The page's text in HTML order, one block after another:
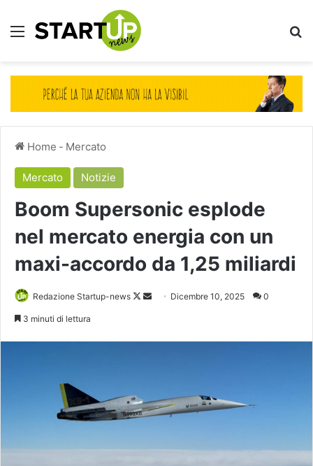
Menu
Home - Mercato
Mercato Notizie
Boom Supersonic esplode
nel mercato energia con un
maxi-accordo da 1,25 miliardi
Redazione Startup-news
Follow
Invia Dicembre 10, 2025 0
3 minuti di lettura